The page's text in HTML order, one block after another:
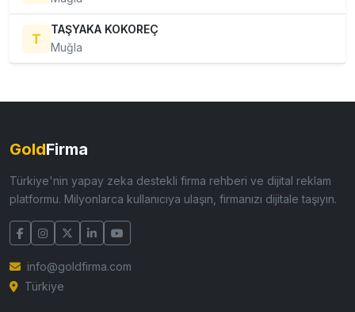
T
TAŞYAKA KOKOREÇ
Muğla
GoldFirma
Türkiye'nin yapay zeka destekli firma rehberi ve dijital reklam
platformu. Milyonlarca kullanıcıya ulaşın, firmanızı dijitale taşıyın.
info@goldfirma.com
Türkiye